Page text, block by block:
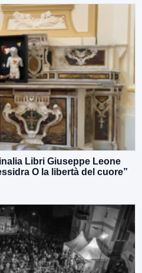
Libri Giuseppe Leone
O la libertà del cuore”